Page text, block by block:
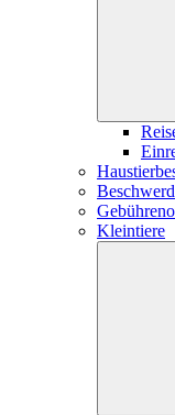
Kleintiere